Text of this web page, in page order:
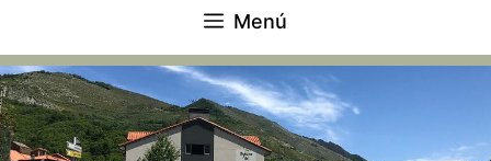
Menú